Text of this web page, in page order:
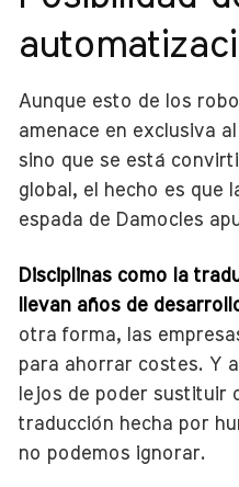
Aunque esto de los
amenace en exclusiva
sino que se está
global, el hecho es que
espada de Damocles
Disciplinas como la
llevan años de
otra forma, las
para ahorrar costes. Y
lejos de poder sustituir
traducción hecha por
no podemos ignorar.